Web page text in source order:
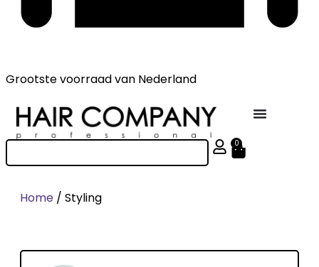
Grootste voorraadvan Nederland
0
Home / Styling